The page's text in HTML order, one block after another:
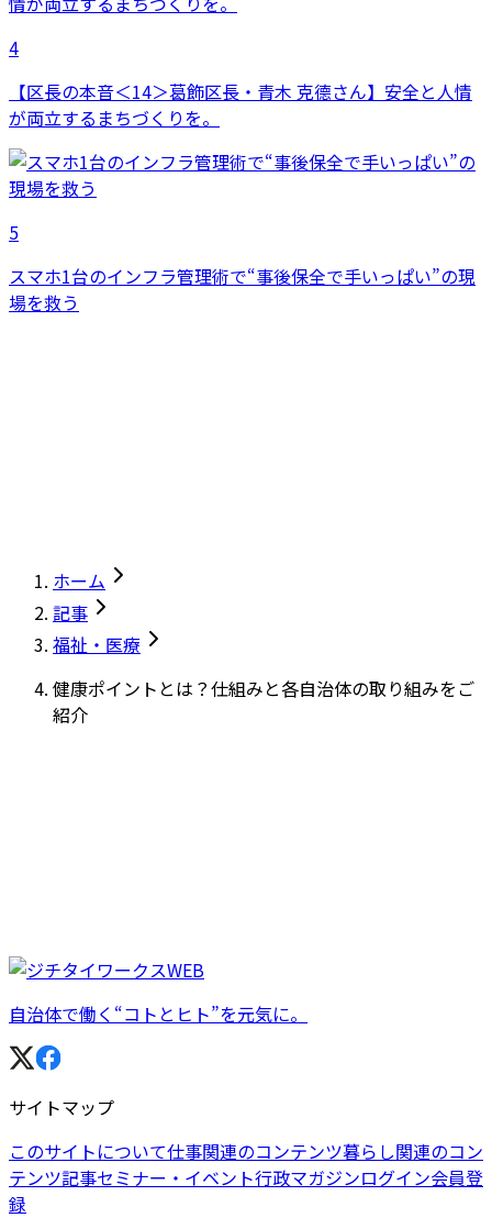
4
【区長の本音＜14＞葛飾区長・青木 克德さん】安全と人情
が両立するまちづくりを。
5
スマホ1台のインフラ管理術で“事後保全で手いっぱい”の現
場を救う
ホーム
記事
福祉・医療
健康ポイントとは？仕組みと各自治体の取り組みをご
紹介
自治体で働く“コトとヒト”を元気に。
サイトマップ
このサイトについて仕事関連のコンテンツ暮らし関連のコン
テンツ記事セミナー・イベント行政マガジンログイン会員登
録